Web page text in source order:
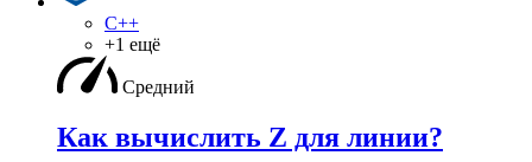
C++
+1 ещё
Средний
Как вычислить Z для линии?